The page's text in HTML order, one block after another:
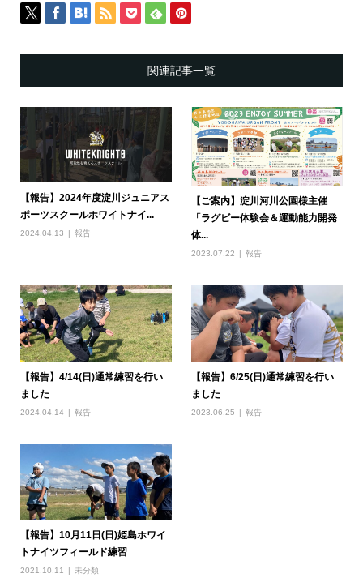
関連記事一覧
【報告】2024年度淀川ジュニアス
ポーツスクールホワイトナイ...
2024.04.13 報告
【ご案内】淀川河川公園様主催
「ラグビー体験会＆運動能力開発
体...
2023.07.22 報告
【報告】4/14(日)通常練習を行い
ました
2024.04.14 報告
【報告】6/25(日)通常練習を行い
ました
2023.06.25 報告
【報告】10月11日(日)姫島ホワイ
トナイツフィールド練習
2021.10.11 未分類